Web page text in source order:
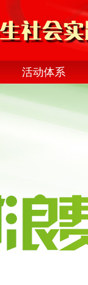
活动体系